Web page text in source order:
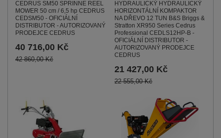
CEDRUS SM50 SPRINNE REEL
MOWER 50 cm / 6,5 hp CEDRUS
CEDSM50 - OFICIÁLNÍ
DISTRIBUTOR - AUTORIZOVANÝ
PRODEJCE CEDRUS
40 716,00 Kč
42 860,00 Kč
HYDRAULICKÝ HYDRAULICKÝ
HORIZONTÁLNÍ KOMPAKTOR
NA DŘEVO 12 TUN B&S Briggs &
Stratton XR950 Series Cedrus
Professional CEDLS12HP-B -
OFICIÁLNÍ DISTRIBUTOR -
AUTORIZOVANÝ PRODEJCE
CEDRUS
21 427,00 Kč
22 555,00 Kč